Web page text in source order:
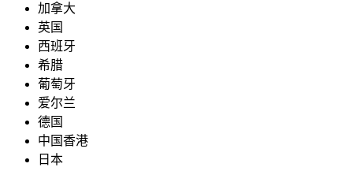
加拿大
英国
西班牙
希腊
葡萄牙
爱尔兰
德国
中国香港
日本